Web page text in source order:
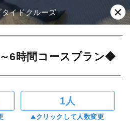
タイドクルーズ
6時間コースプラン◆
1人
クリックして人数変更